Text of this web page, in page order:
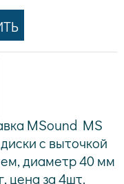
MSound MS
с выточкой
диаметр 40 мм
цена за 4шт.